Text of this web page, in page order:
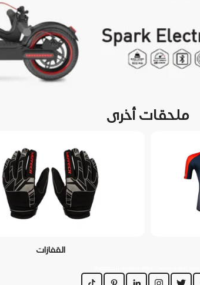
ملحقات أخرى
القفازات